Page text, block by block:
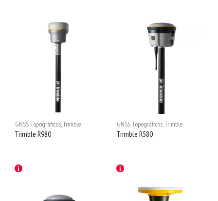
GNSS Topográficos,Trimble
Trimble R980
GNSS Topográficos,Trimble
Trimble R580